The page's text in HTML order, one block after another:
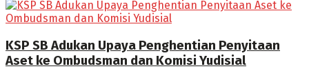
KSP SB Adukan Upaya Penghentian Penyitaan
Aset ke Ombudsman dan Komisi Yudisial